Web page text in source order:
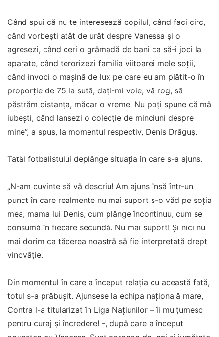
Când spui că nu te interesează copilul, când faci circ,
când vorbești atât de urât despre Vanessa și o
agresezi, când ceri o grămadă de bani ca să-i joci la
aparate, când terorizezi familia viitoarei mele soții,
când invoci o mașină de lux pe care eu am plătit-o în
proporție de 75 la sută, dați-mi voie, vă rog, să
păstrăm distanța, măcar o vreme! Nu poți spune că mă
iubești, când lansezi o colecție de minciuni despre
mine”, a spus, la momentul respectiv, Denis Drăguș.
Tatăl fotbalistului deplânge situația în care s-a ajuns.
„N-am cuvinte să vă descriu! Am ajuns însă într-un
punct în care realmente nu mai suport s-o văd pe soția
mea, mama lui Denis, cum plânge încontinuu, cum se
consumă în fiecare secundă. Nu mai suport! Și nici nu
mai dorim ca tăcerea noastră să fie interpretată drept
vinovăție.
Din momentul în care a început relația cu această fată,
totul s-a prăbușit. Ajunsese la echipa națională mare,
Contra l-a titularizat în Liga Națiunilor – îi mulțumesc
pentru curaj și încredere! -, după care a început